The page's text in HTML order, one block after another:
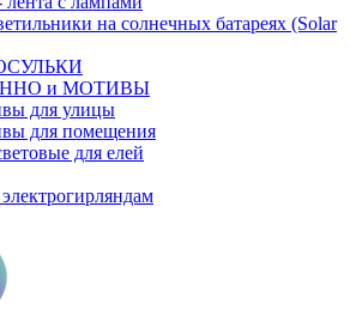
на солнечных батареях (Solar
и МОТИВЫ
для улицы
для помещения
для елей